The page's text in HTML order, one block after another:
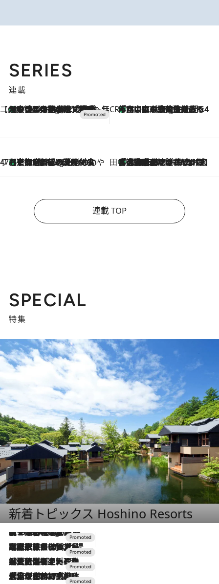
SERIES
連載
【CREA×星野リゾート】唯一無二。癒しと発見が待つ場所へ
9 Hours Ago
【トンボの足水浴】ヒノキの香りに包まれて涼感マックス！約13℃の湧水かけ流しを避暑地「星野温泉 トンボの湯」で体験 CREA'S CHOICE
11 Hours Ago
「立川にも歌舞伎があるんだよ」 片岡仁左衛門・市川中車ら豪華座組みで4年目の立川立飛歌舞伎へ
47都道府県の手みやげ ひんやりスイーツで夏を満喫
11 Hours Ago
【京都府】この夏絶対食べたい 冷やしておいしいおやつ3選 ひと口目から心を掴む新緑のテリーヌ 田中稲の勝手に再ブーム
2026.8.7
「湘南乃風に憧れて」観客大盛上がりの“タオル回し”に、ラッパー顔負けの高速歌唱まで…さだまさし（74）のアグレッシブすぎる現在地
連載 TOP
SPECIAL
特集
新着トピックス Hoshino Resorts
9 Hours Ago
【トンボの足水浴】ヒノキの香りに包まれて涼感マックス！約13℃の湧水かけ流しを避暑地「星野温泉 トンボの湯」で体験
2026.7.31
【ホテル帰省】という選択肢をOMOが提案。家族とほどよい距離を保つには「昼は実家、夜は気兼ねなくホテルで！」
2026.7.24
【夏限定ディナーコース】旬を迎える稚鮎や花ズッキーニなどをイタリア・トスカーナの郷土料理の手法で満喫！
2026.7.17
「土佐和ハーブかき氷」がOMO7高知に登場！生姜、山椒、大葉など目にも舌にも涼を呼ぶ郷土の味